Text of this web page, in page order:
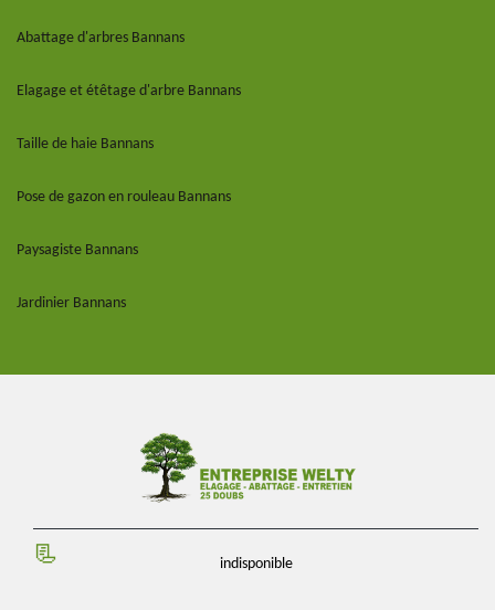
Abattage d'arbres Bannans
Elagage et étêtage d'arbre Bannans
Taille de haie Bannans
Pose de gazon en rouleau Bannans
Paysagiste Bannans
Jardinier Bannans
indisponible